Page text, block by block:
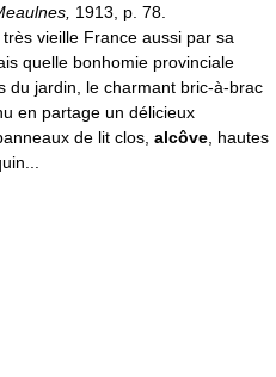
1913, p. 78.
vieille France aussi par sa
quelle bonhomie provinciale
du jardin, le charmant bric-à-brac
en partage un délicieux
de lit clos, alcôve , hautes